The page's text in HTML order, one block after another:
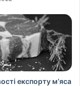
експорту м’яса